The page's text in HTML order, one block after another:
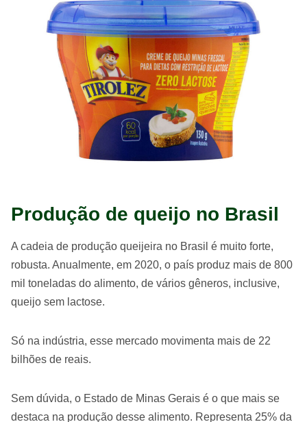
Produção de queijo no Brasil
A cadeia de produção queijeira no Brasil é muito forte,
robusta. Anualmente, em 2020, o país produz mais de 800
mil toneladas do alimento, de vários gêneros, inclusive,
queijo sem lactose.
Só na indústria, esse mercado movimenta mais de 22
bilhões de reais.
Sem dúvida, o Estado de Minas Gerais é o que mais se
destaca na produção desse alimento. Representa 25% da